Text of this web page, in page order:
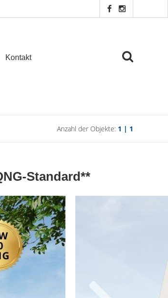
Kontakt
Anzahl der Objekte: 1 | 1
Standard**